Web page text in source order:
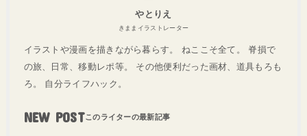
やとりえ
きままイラストレーター
イラストや漫画を描きながら暮らす。 ねここそ全て。 脊損で
の旅、日常、移動レポ等。 その他便利だった画材、道具もろも
ろ。 自分ライフハック。
NEW POST